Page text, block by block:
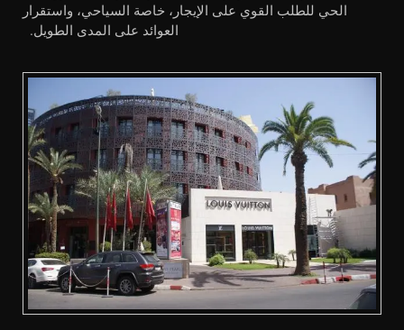
الحي للطلب القوي على الإيجار، خاصة السياحي، واستقرار
العوائد على المدى الطويل.